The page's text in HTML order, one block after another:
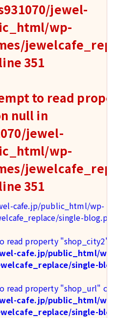
jewel-
wp-
351
to read
null in
jewel-
wp-
351
cafe.jp/public_html/wp-
single-
read property "shop_city2"
cafe.jp/public_html/wp-
single-
read property "shop_url" on
cafe.jp/public_html/wp-
single-